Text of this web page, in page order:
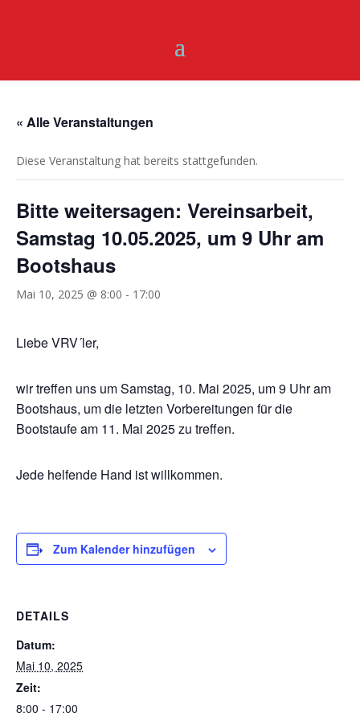
« Alle Veranstaltungen
Diese Veranstaltung hat bereits stattgefunden.
Bitte weitersagen: Vereinsarbeit,
Samstag 10.05.2025, um 9 Uhr am
Bootshaus
Mai 10, 2025 @ 8:00 - 17:00
Liebe VRV´ler,
wir treffen uns um Samstag, 10. Mai 2025, um 9 Uhr am
Bootshaus, um die letzten Vorbereitungen für die
Bootstaufe am 11. Mai 2025 zu treffen.
Jede helfende Hand ist willkommen.
Zum Kalender hinzufügen
DETAILS
Datum:
Mai 10, 2025
Zeit:
8:00 - 17:00